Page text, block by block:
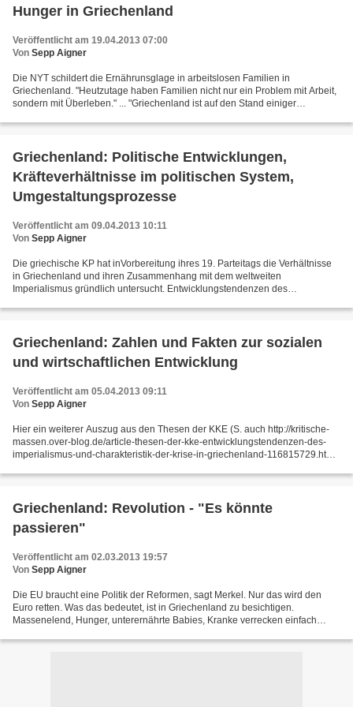
Hunger in Griechenland
Veröffentlicht am 19.04.2013 07:00
Von Sepp Aigner
Die NYT schildert die Ernährunsglage in arbeitslosen Familien in
Griechenland. "Heutzutage haben Familien nicht nur ein Problem mit Arbeit,
sondern mit Überleben." ... "Griechenland ist auf den Stand einiger
Griechenland: Politische Entwicklungen,
Kräfteverhältnisse im politischen System,
Umgestaltungsprozesse
Veröffentlicht am 09.04.2013 10:11
Von Sepp Aigner
Die griechische KP hat inVorbereitung ihres 19. Parteitags die Verhältnisse
in Griechenland und ihren Zusammenhang mit dem weltweiten
Imperialismus gründlich untersucht. Entwicklungstendenzen des
Griechenland: Zahlen und Fakten zur sozialen
und wirtschaftlichen Entwicklung
Veröffentlicht am 05.04.2013 09:11
Von Sepp Aigner
Hier ein weiterer Auszug aus den Thesen der KKE (S. auch http://kritische-
massen.over-blog.de/article-thesen-der-kke-entwicklungstendenzen-des-
imperialismus-und-charakteristik-der-krise-in-griechenland-116815729.html
Griechenland: Revolution - "Es könnte
passieren"
Veröffentlicht am 02.03.2013 19:57
Von Sepp Aigner
Die EU braucht eine Politik der Reformen, sagt Merkel. Nur das wird den
Euro retten. Was das bedeutet, ist in Griechenland zu besichtigen.
Massenelend, Hunger, unterernährte Babies, Kranke verrecken einfach